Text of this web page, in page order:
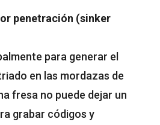
penetración (sinker
para generar el
en las mordazas de
fresa no puede dejar un
grabar códigos y